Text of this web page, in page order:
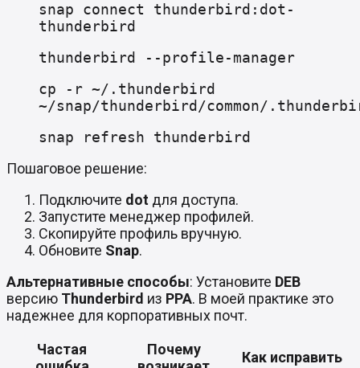
snap connect thunderbird:dot-
thunderbird
thunderbird --profile-manager
cp -r ~/.thunderbird
~/snap/thunderbird/common/
snap refresh thunderbird
Пошаговое решение:
Подключите dot для доступа.
Запустите менеджер профилей.
Скопируйте профиль вручную.
Обновите Snap.
Альтернативные способы: Установите DEB
версию Thunderbird из PPA. В моей практике это
надежнее для корпоративных почт.
Частая
Почему
Как исправить